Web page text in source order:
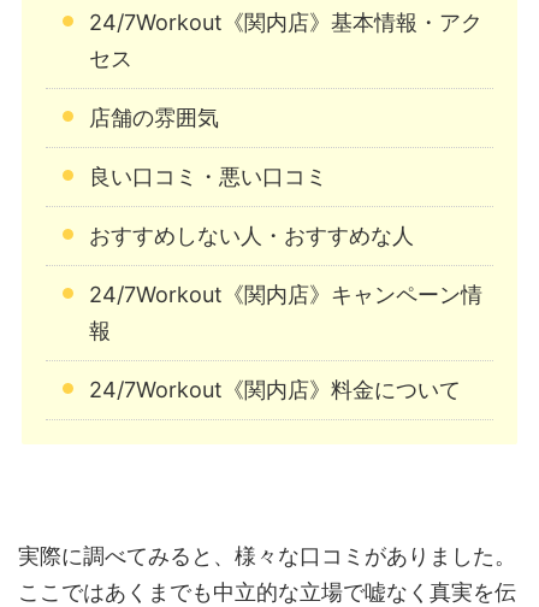
24/7Workout《関内店》基本情報・アク
セス
店舗の雰囲気
良い口コミ・悪い口コミ
おすすめしない人・おすすめな人
24/7Workout《関内店》キャンペーン情
報
24/7Workout《関内店》料金について
実際に調べてみると、様々な口コミがありました。
ここではあくまでも中立的な立場で嘘なく真実を伝